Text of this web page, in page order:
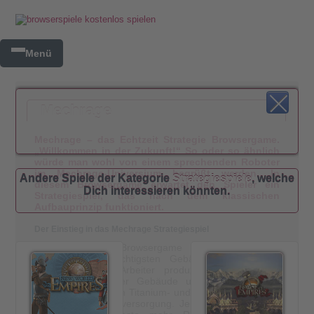
Menü
im Mechrage-Universium begrüßt werden. In
diesem Browsergame erwartet den Spieler ein
Strategiespiel, das nach dem klassischen
Errichtung der wichtigsten Gebäude. Neben dem
Haupthaus, das Arbeiter produziert und für die
Freischaltung neuer Gebäude und Gebäudestufen
notwendig ist, bilden Titanium- und Siliciumfabriken die
Basis der Rohstoffversorgung. Je höher eine Fabrik
Andere Spiele der Kategorie Strategiespiele, welche
Dich interessieren könnten.